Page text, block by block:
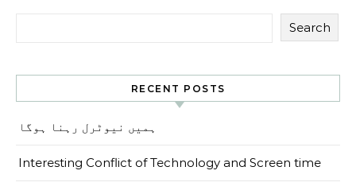
Search
RECENT POSTS
ہمیں نیوٹرل رہنا ہوگا
Interesting Conflict of Technology and Screen time